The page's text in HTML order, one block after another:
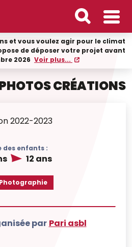
et vous voulez agir pour le climat
de déposer votre projet avant
2026 Voir plus...
CRÉATIONS
2022-2023
des enfants :
12 ans
Photographie
par Pari asbl